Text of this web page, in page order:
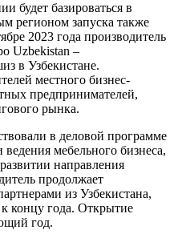
будет базироваться в
регионом запуска также
2023 года производитель
Uzbekistan –
в Узбекистане.
местного бизнес-
предпринимателей,
рынка.
в деловой программе
мебельного бизнеса,
направления
продолжает
из Узбекистана,
концу года. Открытие
год.